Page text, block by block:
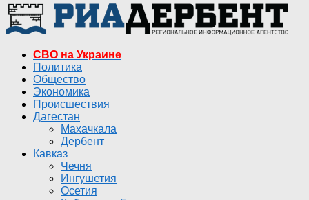
СВО на Украине
Политика
Общество
Экономика
Происшествия
Дагестан
Махачкала
Дербент
Кавказ
Чечня
Ингушетия
Осетия